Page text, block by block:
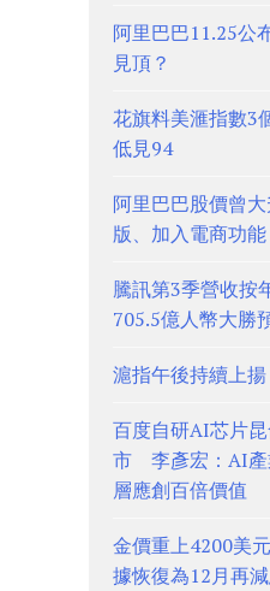
阿里巴巴11.25
見頂？
花旗料美滙指數3
低見94
阿里巴巴股價曾
版、加入電商功
騰訊第3季營收
705.5億人幣大勝
滬指午後持續上
百度自研AI芯片
市 李彥宏：AI產
層應創百倍價值
金價重上4200美
據恢復為12月再